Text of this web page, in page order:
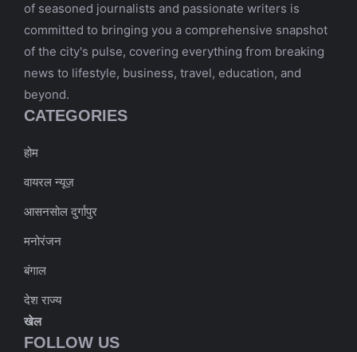
of seasoned journalists and passionate writers is
committed to bringing you a comprehensive snapshot
of the city's pulse, covering everything from breaking
news to lifestyle, business, travel, education, and
beyond.
CATEGORIES
होम
वायरल न्यूज़
आसनसोल दुर्गापुर
मनोरंजन
बंगाल
देश राज्य
खेल
FOLLOW US